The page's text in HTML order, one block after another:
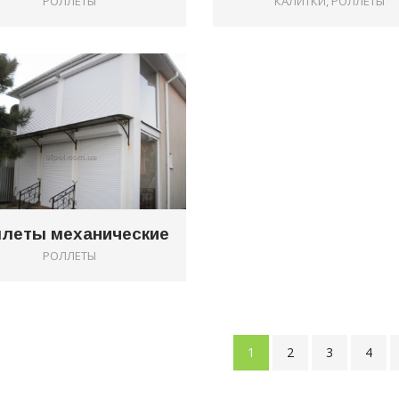
механические
РОЛЛЕТЫ
1 2 3 4